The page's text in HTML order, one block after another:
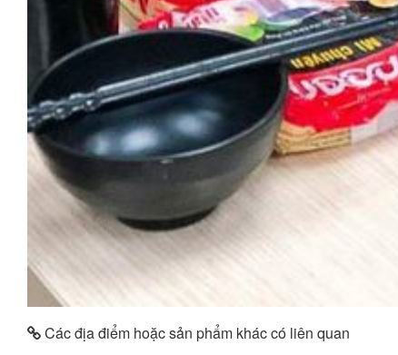
Các địa điểm hoặc sản phẩm khác có liên quan